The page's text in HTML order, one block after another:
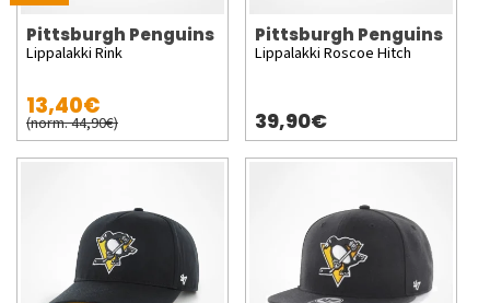
Pittsburgh Penguins
Lippalakki Rink
13,40€
(norm. 44,90€)
Pittsburgh Penguins
Lippalakki Roscoe Hitch
39,90€